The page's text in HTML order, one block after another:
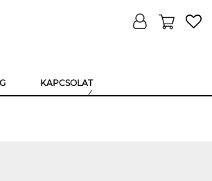
KAPCSOLAT